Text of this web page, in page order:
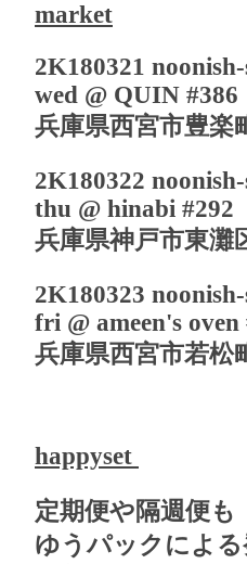
market
2K180321
wed @ QUIN #386
兵庫県西宮市豊楽
2K180322
thu @ hinabi #292
兵庫県神戸市東灘
2K180323
fri @ ameen's oven
兵庫県西宮市若松
happyset
定期便や隔週便も
ゆうパックによ